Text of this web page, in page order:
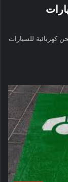
كهربائية للسيارات